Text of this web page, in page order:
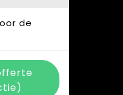
de